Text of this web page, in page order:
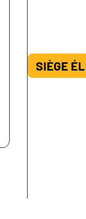
SIÈGE